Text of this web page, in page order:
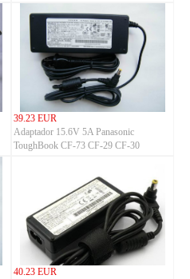
39.23 EUR
Adaptador 15.6V 5A Panasonic
ToughBook CF-73 CF-29 CF-30
40.23 EUR